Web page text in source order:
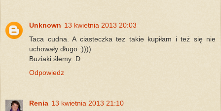
Unknown 13 kwietnia 2013 20:03
Taca cudna. A ciasteczka tez takie kupiłam i też się nie
uchowały długo :))))
Buziaki ślemy :D
Odpowiedz
Renia 13 kwietnia 2013 21:10